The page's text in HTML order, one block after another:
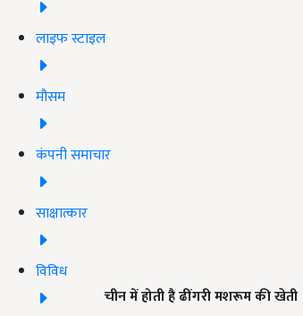
लाइफ स्टाइल
मौसम
कंपनी समाचार
साक्षात्कार
विविध
चीन में होती है ढींगरी मशरूम की खेती